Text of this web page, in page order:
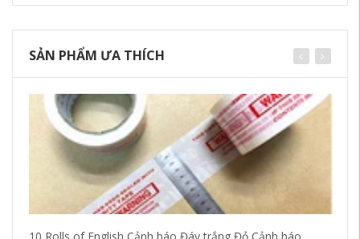
SẢN PHẨM ƯA THÍCH